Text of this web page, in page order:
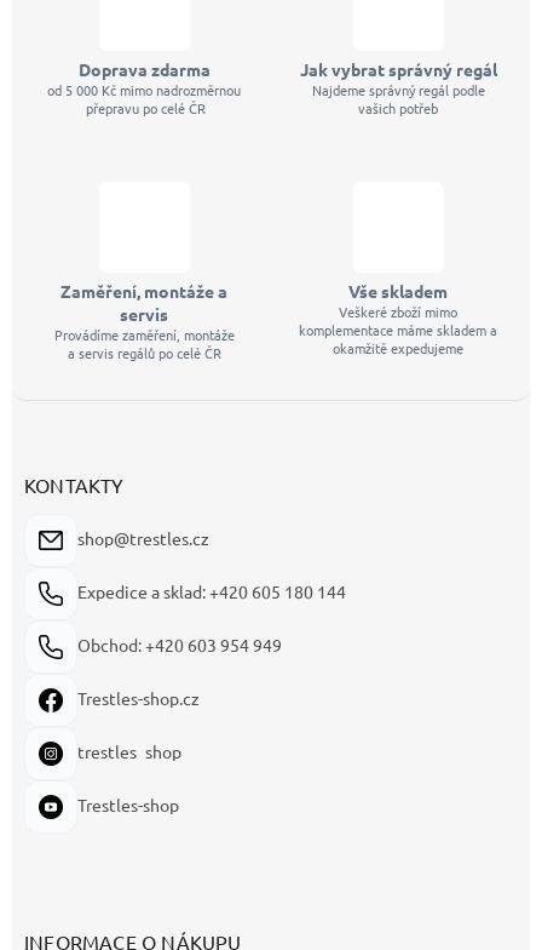
Doprava zdarma
od 5 000 Kč mimo nadrozměrnou
přepravu po celé ČR
Jak vybrat správný regál
Najdeme správný regál podle
vašich potřeb
Zaměření, montáže a
servis
Provádíme zaměření, montáže
a servis regálů po celé ČR
Vše skladem
Veškeré zboží mimo
komplementace máme skladem a
okamžitě expedujeme
KONTAKTY
shop@trestles.cz
Expedice a sklad: +420 605 180 144
Obchod: +420 603 954 949
Trestles-shop.cz
trestles_shop
Trestles-shop
INFORMACE O NÁKUPU